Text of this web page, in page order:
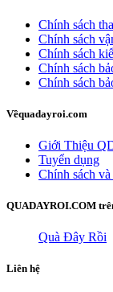
Chính sách
Chính sách
Chính sách
Chính sách
Chính sách
Vềquadayroi.com
Giới Thiệu
Tuyển dụng
Chính sách
QUADAYROI.COM
Quà Đây Rồi
Liên hệ